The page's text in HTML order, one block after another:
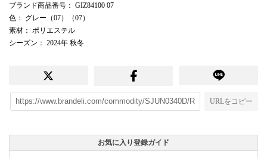
ブランド商品番号 ： GIZ84100 07
色 ： グレー（07）（07）
素材 ： ポリエステル
シーズン ： 2024年 秋冬
URLをコピー
お気に入り登録ガイド